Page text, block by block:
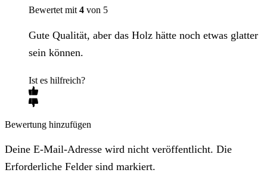
Bewertet mit4 von 5
Gute Qualität, aber das Holz hätte noch etwas glatter
sein können.
Ist es hilfreich?
Bewertung hinzufügen
Deine E-Mail-Adresse wird nicht veröffentlicht. Die
Erforderliche Felder sind markiert.